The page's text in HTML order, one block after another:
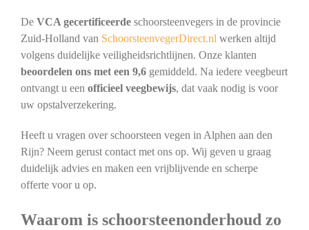
De VCA gecertificeerdeschoorsteenvegers in de provincie
Zuid-Holland van SchoorsteenvegerDirect.nl werken altijd
volgens duidelijke veiligheidsrichtlijnen. Onze klanten
beoordelen ons met een 9,6gemiddeld. Na iedere veegbeurt
ontvangt u een officieel veegbewijs, dat vaak nodig is voor
uw opstalverzekering.
Heeft u vragen over schoorsteen vegen in Alphen aan den
Rijn? Neem gerust contact met ons op. Wij geven u graag
duidelijk advies en maken een vrijblijvende en scherpe
offerte voor u op.
Waarom is schoorsteenonderhoud zo